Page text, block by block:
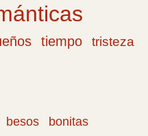
tiempo
tristeza
besos
bonitas